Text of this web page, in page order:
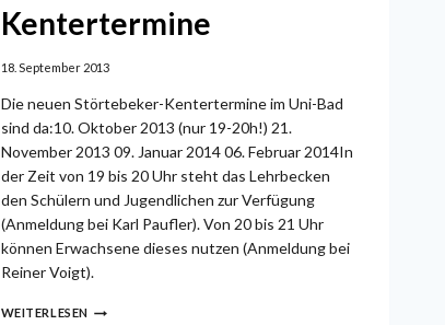
Kentertermine
18. September 2013
Die neuen Störtebeker-Kentertermine im Uni-Bad
sind da:10. Oktober 2013 (nur 19-20h!) 21.
November 2013 09. Januar 2014 06. Februar 2014In
der Zeit von 19 bis 20 Uhr steht das Lehrbecken
den Schülern und Jugendlichen zur Verfügung
(Anmeldung bei Karl Paufler). Von 20 bis 21 Uhr
können Erwachsene dieses nutzen (Anmeldung bei
Reiner Voigt).
WEITERLESENKENTERTERMINE